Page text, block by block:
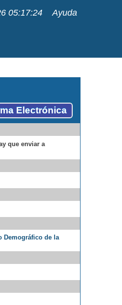
05:17:24 Ayuda
Electrónica
que enviar a
Demográfico de la